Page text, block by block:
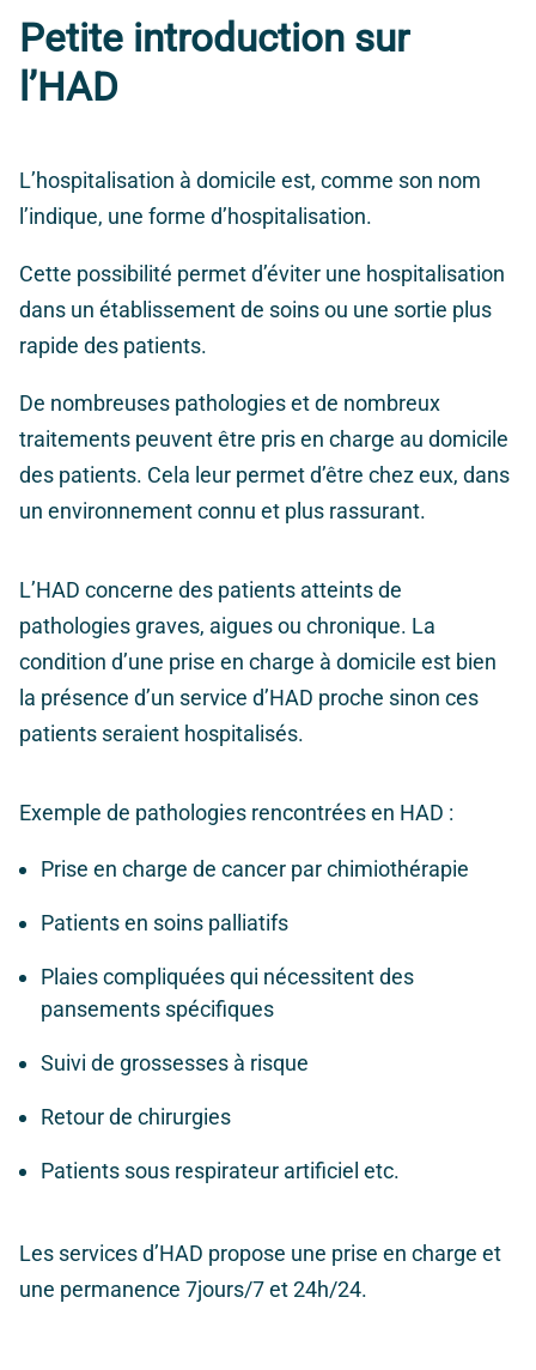
Petite introduction sur
l’HAD
L’hospitalisation à domicile est, comme son nom
l’indique, une forme d’hospitalisation.
Cette possibilité permet d’éviter une hospitalisation
dans un établissement de soins ou une sortie plus
rapide des patients.
De nombreuses pathologies et de nombreux
traitements peuvent être pris en charge au domicile
des patients. Cela leur permet d’être chez eux, dans
un environnement connu et plus rassurant.
L’HAD concerne des patients atteints de
pathologies graves, aigues ou chronique. La
condition d’une prise en charge à domicile est bien
la présence d’un service d’HAD proche sinon ces
patients seraient hospitalisés.
Exemple de pathologies rencontrées en HAD :
Prise en charge de cancer par chimiothérapie
Patients en soins palliatifs
Plaies compliquées qui nécessitent des
pansements spécifiques
Suivi de grossesses à risque
Retour de chirurgies
Patients sous respirateur artificiel etc.
Les services d’HAD propose une prise en charge et
une permanence 7jours/7 et 24h/24.